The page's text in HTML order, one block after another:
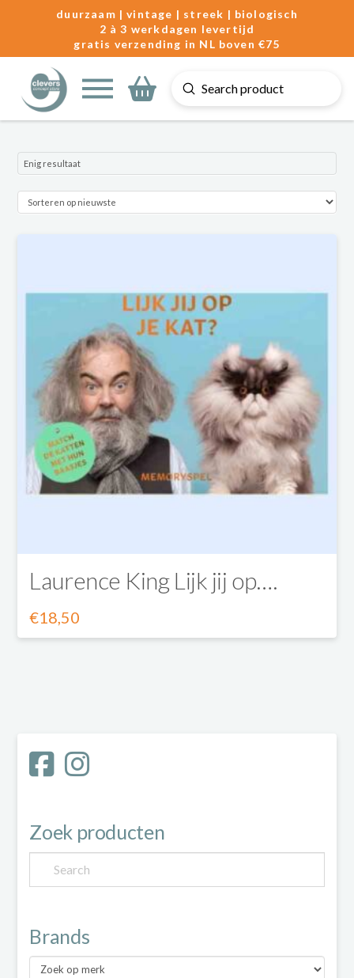
duurzaam | vintage | streek | biologisch
2 à 3 werkdagen levertijd
gratis verzending in NL boven €75
Search
Submit
Enig resultaat
Laurence King Lijk jij op….
€18,50
Dit
variaties.
optie
kan
gekozen
worden
op
Zoek producten
Brands
Brands